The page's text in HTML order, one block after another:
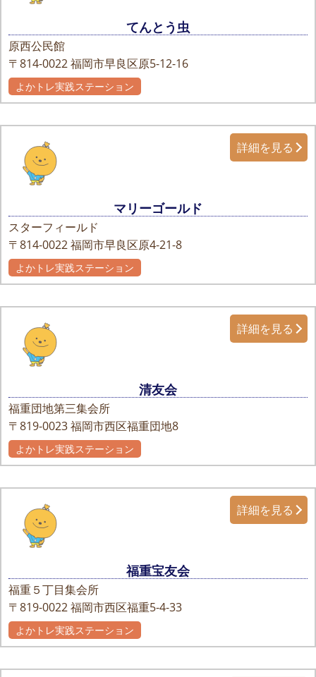
てんとう虫
原西公民館
〒814-0022福岡市早良区原5-12-16
よかトレ実践ステーション
マリーゴールド
スターフィールド
〒814-0022福岡市早良区原4-21-8
詳細を見る
よかトレ実践ステーション
清友会
福重団地第三集会所
〒819-0023福岡市西区福重団地8
詳細を見る
よかトレ実践ステーション
福重宝友会
福重５丁目集会所
〒819-0022福岡市西区福重5-4-33
詳細を見る
よかトレ実践ステーション